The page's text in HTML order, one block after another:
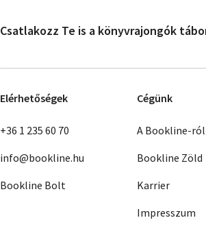
Csatlakozz Te is a könyvrajongók
Elérhetőségek
+36 1 235 60 70
info@bookline.hu
Bookline Bolt
Cégünk
A Bookline-
Bookline Zöld
Karrier
Impresszum